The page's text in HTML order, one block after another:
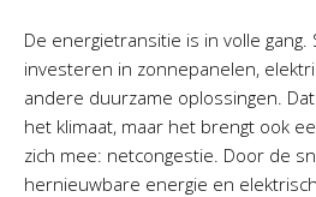
De energietransitie is in volle
investeren in zonnepanelen,
andere duurzame oplossingen.
het klimaat, maar het brengt ook
zich mee: netcongestie. Door de
hernieuwbare energie en